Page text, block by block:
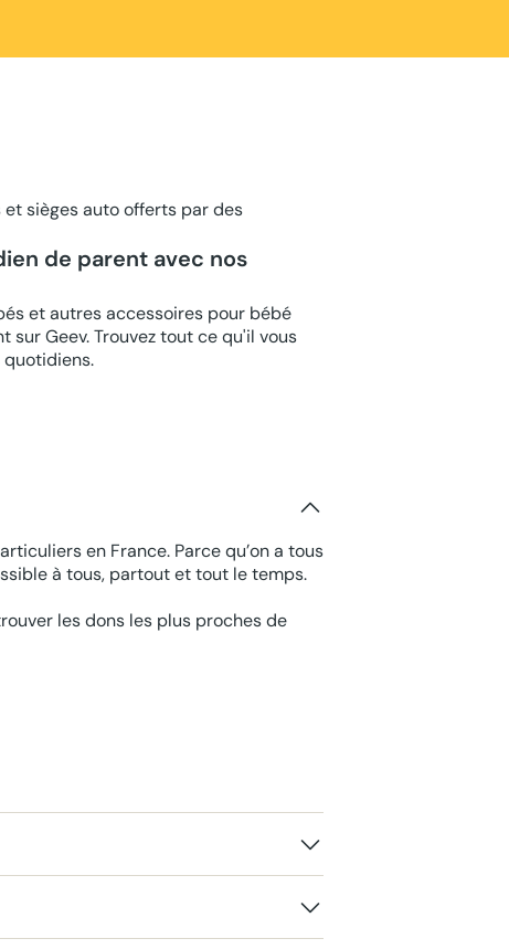
sièges auto offerts par des
de parent avec nos
et autres accessoires pour bébé
Geev. Trouvez tout ce qu'il vous
en France. Parce qu’on a tous
à tous, partout et tout le temps.
les dons les plus proches de